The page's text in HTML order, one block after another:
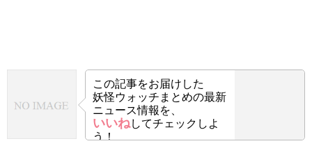
この記事をお届けした
妖怪ウォッチまとめの最新
ニュース情報を、
いいねしてチェックしよ
う！